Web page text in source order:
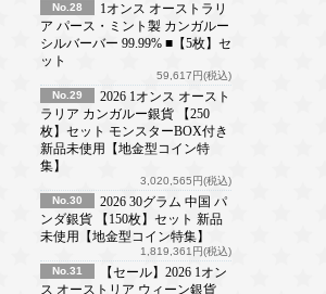
No.28
1オンス オーストラリ
ア パース・ミント製 カンガルー
シルバーバー 99.99% ■【5枚】セ
ット
59,617円(税込)
No.29
2026 1オンス オースト
ラリア カンガルー銀貨 【250
枚】セット モンスターBOX付き
新品未使用【地金型コイン特
集】
3,020,565円(税込)
No.30
2026 30グラム 中国 パ
ンダ銀貨 【150枚】セット 新品
未使用【地金型コイン特集】
1,819,361円(税込)
No.31
【セール】2026 1オン
ス オーストリア ウィーン銀貨